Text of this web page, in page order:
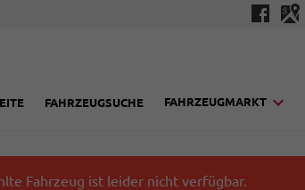
FAHRZEUGSUCHE FAHRZEUGMARKT
Fahrzeug ist leider nicht verfügbar.